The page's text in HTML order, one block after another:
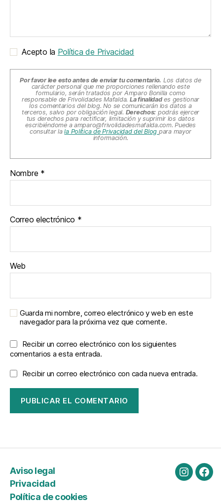
Acepto la Política de Privacidad
Por favor lee esto antes de enviar tu comentario. Los datos de
carácter personal que me proporciones rellenando este
formulario, serán tratados por Amparo Bonilla como
responsable de Frivolidades Mafalda. La finalidades gestionar
los comentarios del blog. No se comunicarán los datos a
terceros, salvo por obligación legal. Derechos: podrás ejercer
tus derechos para rectificar, limitación y suprimir los datos
escribiéndome a amparo@frivolidadesmafalda.com. Puedes
consultar lala Política de Privacidad del Blog para mayor
información.
Nombre *
Correo electrónico *
Web
Guarda mi nombre, correo electrónico y web en este
navegador para la próxima vez que comente.
Recibir un correo electrónico con los siguientes
comentarios a esta entrada.
Recibir un correo electrónico con cada nueva entrada.
Aviso legal
Privacidad
Política de cookies